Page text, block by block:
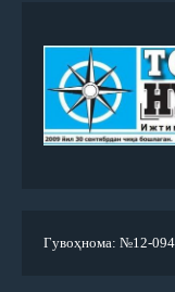
Гувоҳнома: №12-